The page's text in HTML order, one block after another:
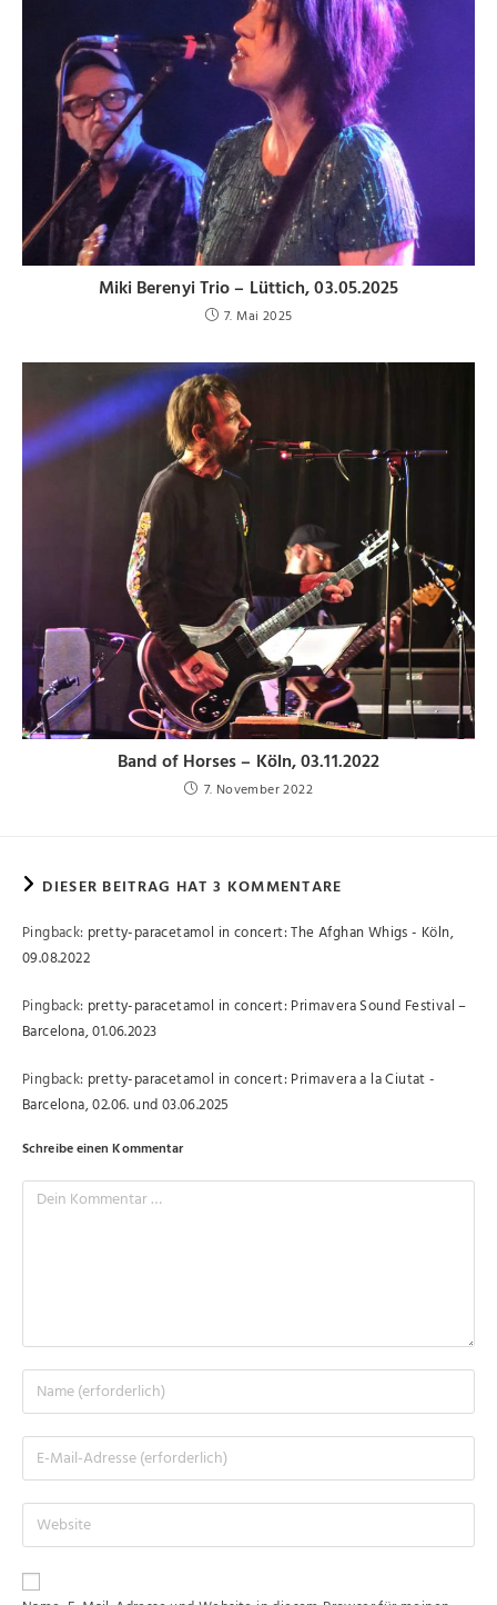
Miki Berenyi Trio – Lüttich, 03.05.2025
7. Mai 2025
Band of Horses – Köln, 03.11.2022
7. November 2022
DIESER BEITRAG HAT 3 KOMMENTARE
Pingback: pretty-paracetamol in concert: The Afghan Whigs - Köln,
09.08.2022
Pingback: pretty-paracetamol in concert: Primavera Sound Festival –
Barcelona, 01.06.2023
Pingback: pretty-paracetamol in concert: Primavera a la Ciutat -
Barcelona, 02.06. und 03.06.2025
Schreibe einen Kommentar